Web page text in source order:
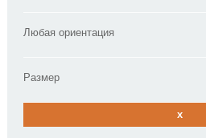
Любая ориентация
Размер
x